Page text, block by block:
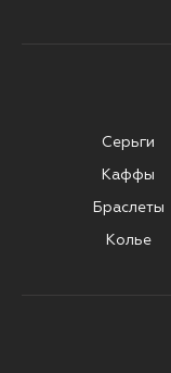
Серьги
Каффы
Браслеты
Колье